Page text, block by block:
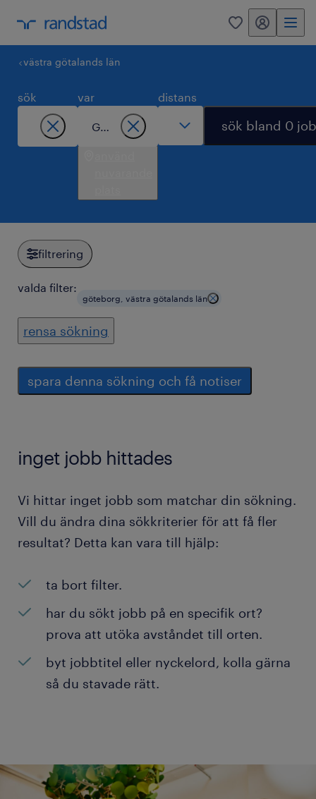
0 mitt randstad
västra götalands län
sök var distans
sök bland 0
filtrering
valda filter:
göteborg, västra götalands län
rensa sökning
spara denna sökning och få notiser
inget jobb hittades
Vi hittar inget jobb som matchar din sökning.
Vill du ändra dina sökkriterier för att få fler
resultat? Detta kan vara till hjälp:
ta bort filter.
har du sökt jobb på en specifik ort?
prova att utöka avståndet till orten.
byt jobbtitel eller nyckelord, kolla gärna
så du stavade rätt.